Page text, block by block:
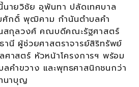
ย อุพันทา ปลัดเทศบาล
ศักดิ์ พุฒิคาม กำนันตำบลคำ
สกุลวงศ์ คณบดีคณะรัฐศาสตร์
านี ผู้ช่วยศาสตราจารย์สิริทรัพย์
าสตร์ หัวหน้าโครงการฯ พร้อม
ลคำขวาง และพุทธศาสนิกชนกว่า
นาบุญ